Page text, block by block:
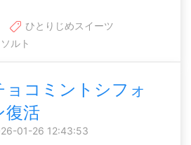
ひとりじめスイーツ
ルト
ョコミントシフォ
復活
01-26 12:43:53